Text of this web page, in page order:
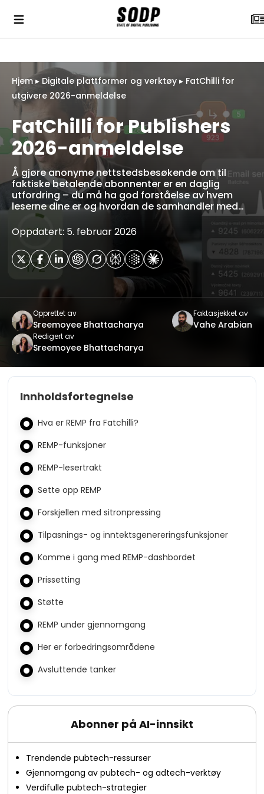
Hjem ▸ Digitale plattformer og verktøy ▸ FatChilli for
utgivere 2026-anmeldelse
FatChilli for Publishers
2026-anmeldelse
Å gjøre anonyme nettstedsbesøkende om til
faktiske betalende abonnenter er en daglig
utfordring – du må ha god forståelse av hvem
leserne dine er og hvordan de samhandler med…
Oppdatert: 5. februar 2026
Opprettet av
Sreemoyee Bhattacharya
Faktasjekket av
Vahe Arabian
Redigert av
Sreemoyee Bhattacharya
Innholdsfortegnelse
Hva er REMP fra Fatchilli?
REMP-funksjoner
REMP-lesertrakt
Sette opp REMP
Forskjellen med sitronpressing
Tilpasnings- og inntektsgenereringsfunksjoner
Komme i gang med REMP-dashbordet
Prissetting
Støtte
REMP under gjennomgang
Her er forbedringsområdene
Avsluttende tanker
Abonner på AI-innsikt
Trendende pubtech-ressurser
Gjennomgang av pubtech- og adtech-verktøy
Verdifulle pubtech-strategier